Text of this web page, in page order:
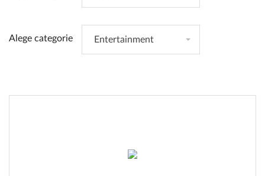
Alege categorie Entertainment